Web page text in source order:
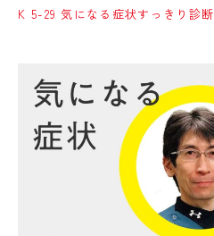
K 5-29 気になる症状すっきり診断